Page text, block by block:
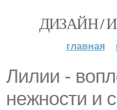
ДИЗАЙН /
главная
Лилии -
нежности и